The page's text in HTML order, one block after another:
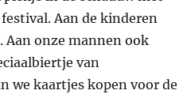
Aan de kinderen
Aan onze mannen ook
van
we kaartjes kopen voor de